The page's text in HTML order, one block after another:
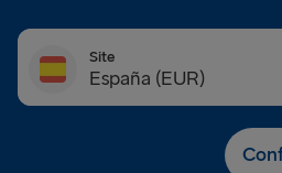
Site
España (EUR)